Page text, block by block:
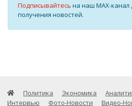
Подписывайтесь на наш MAX-канал
получения новостей.
Политика Экономика
Интервью
Фото-Новости Видео-